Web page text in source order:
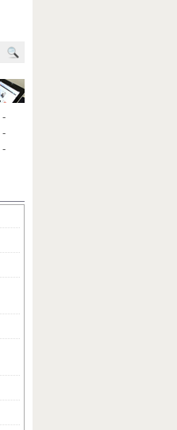
-
-
-